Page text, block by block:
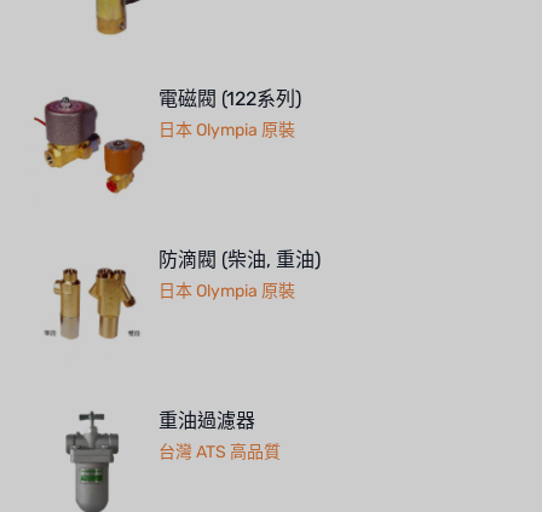
電磁閥 (122系列)
日本 Olympia 原裝
防滴閥 (柴油, 重油)
日本 Olympia 原裝
重油過濾器
台灣 ATS 高品質